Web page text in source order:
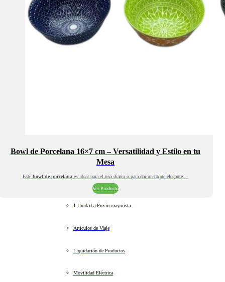
Bowl de Porcelana 16×7 cm – Versatilidad y Estilo en tu
Mesa
Estebowl de porcelanaes ideal para el uso diario o para dar un toque elegante…
Ver Producto
1 Unidad a Precio mayorista
Artículos de Viaje
Liquidación de Productos
Movilidad Eléctrica